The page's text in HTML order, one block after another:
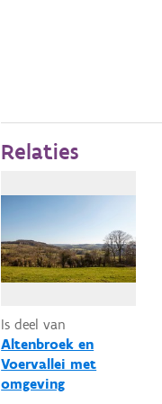
Relaties
Is deel van
Altenbroek en
Voervallei met
omgeving